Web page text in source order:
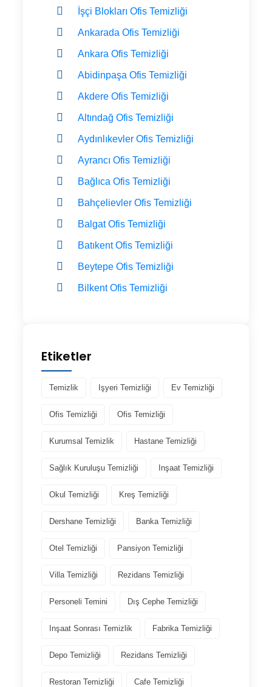
İşçi Blokları Ofis Temizliği
Ankarada Ofis Temizliği
Ankara Ofis Temizliği
Abidinpaşa Ofis Temizliği
Akdere Ofis Temizliği
Altındağ Ofis Temizliği
Aydınlıkevler Ofis Temizliği
Ayrancı Ofis Temizliği
Bağlıca Ofis Temizliği
Bahçelievler Ofis Temizliği
Balgat Ofis Temizliği
Batıkent Ofis Temizliği
Beytepe Ofis Temizliği
Bilkent Ofis Temizliği
Etiketler
Temizlik Işyeri Temizliği Ev Temizliği
Ofis Temizliği Ofis Temizliği
Kurumsal Temizlik Hastane Temizliği
Sağlık Kuruluşu Temizliği Inşaat Temizliği
Okul Temizliği Kreş Temizliği
Dershane Temizliği Banka Temizliği
Otel Temizliği Pansiyon Temizliği
Villa Temizliği Rezidans Temizliği
Personeli Temini Dış Cephe Temizliği
Inşaat Sonrası Temizlik Fabrika Temizliği
Depo Temizliği Rezidans Temizliği
Restoran Temizliği Cafe Temizliği